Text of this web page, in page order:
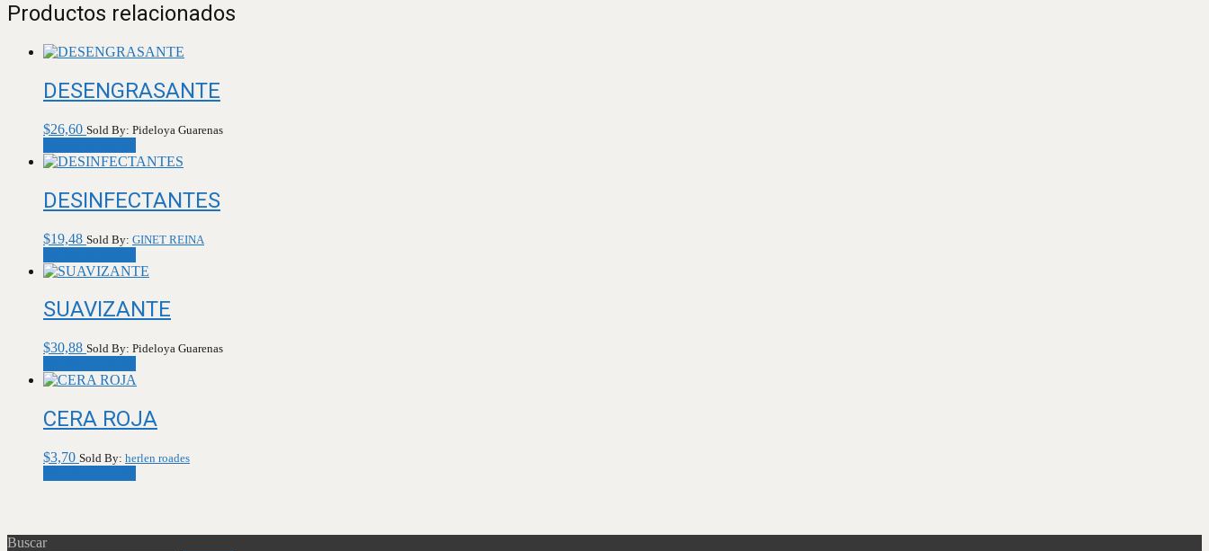
Productos relacionados
DESENGRASANTE
$26,60 Sold By: Pideloya Guarenas
DESINFECTANTES
$19,48 Sold By: GINET REINA
SUAVIZANTE
$30,88 Sold By: Pideloya Guarenas
CERA ROJA
$3,70 Sold By: herlen roades
Buscar